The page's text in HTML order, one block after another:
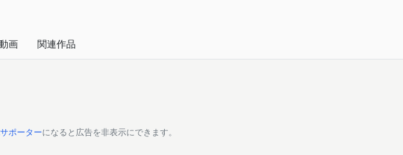
画 関連作品
ポーターになると広告を非表示にできます。